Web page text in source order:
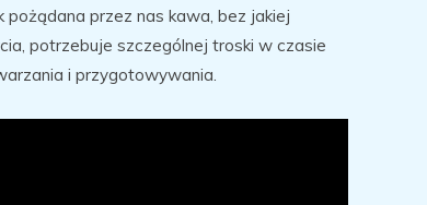
przez nas kawa, bez jakiej
potrzebuje szczególnej troski w czasie
i przygotowywania.